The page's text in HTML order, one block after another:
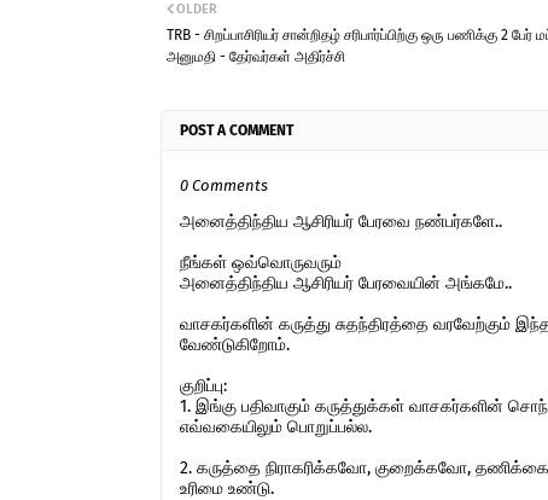
OLDER
TRB - சிறப்பாசிரியர் சான்றிதழ் சரிபார்ப்பிற்கு ஒரு பணிக்கு 2 பேர்
அனுமதி - தேர்வர்கள் அதிர்ச்சி
POST A COMMENT
0 Comments
அனைத்திந்திய ஆசிரியர் பேரவை நண்பர்களே..
நீங்கள் ஒவ்வொருவரும்
அனைத்திந்திய ஆசிரியர் பேரவையின் அங்கமே..
வாசகர்களின் கருத்து சுதந்திரத்தை வரவேற்கும்
வேண்டுகிறோம்.
குறிப்பு:
1. இங்கு பதிவாகும் கருத்துக்கள் வாசகர்களின்
எவ்வகையிலும் பொறுப்பல்ல.
2. கருத்தை நிராகரிக்கவோ, குறைக்கவோ, தணிக்கை
உரிமை உண்டு.